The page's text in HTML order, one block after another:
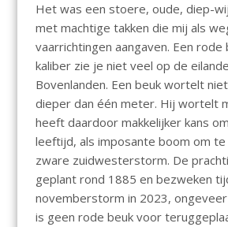
Het was een stoere, oude, diep-
met machtige takken die mij als
vaarrichtingen aangaven. Een rode
kaliber zie je niet veel op de
Bovenlanden. Een beuk wortelt
dieper dan één meter. Hij wortelt
heeft daardoor makkelijker kans
leeftijd, als imposante boom om te
zware zuidwesterstorm. De
geplant rond 1885 en bezweken
novemberstorm in 2023,
is geen rode beuk voor